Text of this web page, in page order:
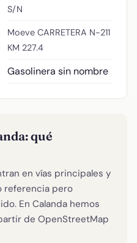
S/N
Moeve CARRETERA N-211
KM 227.4
Gasolinera sin nombre
qué
en vías principales y
referencia pero
En Calanda hemos
de OpenStreetMap